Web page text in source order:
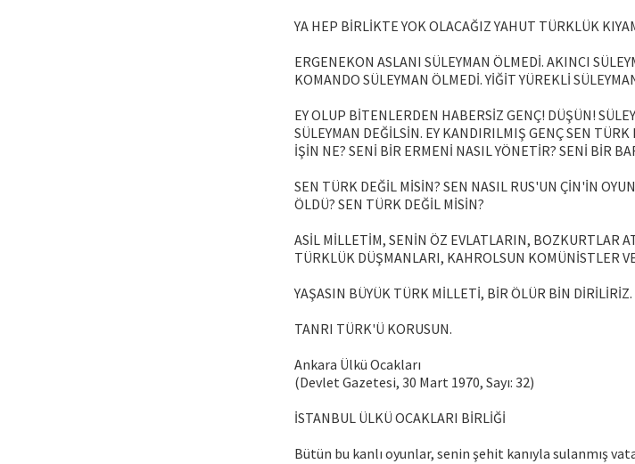
YA HEP BİRLİKTE YOK OLACAĞIZ YAHUT TÜRKLÜK
ERGENEKON ASLANI SÜLEYMAN ÖLMEDİ. AKINCI
KOMANDO SÜLEYMAN ÖLMEDİ. YİĞİT YÜREKLİ
EY OLUP BİTENLERDEN HABERSİZ GENÇ! DÜŞÜN!
SÜLEYMAN DEĞİLSİN. EY KANDIRILMIŞ GENÇ SEN
İŞİN NE? SENİ BİR ERMENİ NASIL YÖNETİR? SENİ BİR
SEN TÜRK DEĞİL MİSİN? SEN NASIL RUS'UN ÇİN'İN
ÖLDÜ? SEN TÜRK DEĞİL MİSİN?
ASİL MİLLETİM, SENİN ÖZ EVLATLARIN, BOZKURTLAR
TÜRKLÜK DÜŞMANLARI, KAHROLSUN KOMÜNİSTLER
YAŞASIN BÜYÜK TÜRK MİLLETİ, BİR ÖLÜR BİN DİRİLİRİZ.
TANRI TÜRK'Ü KORUSUN.
Ankara Ülkü Ocakları
(Devlet Gazetesi, 30 Mart 1970, Sayı: 32)
İSTANBUL ÜLKÜ OCAKLARI BİRLİĞİ
Bütün bu kanlı oyunlar, senin şehit kanıyla sulanmış